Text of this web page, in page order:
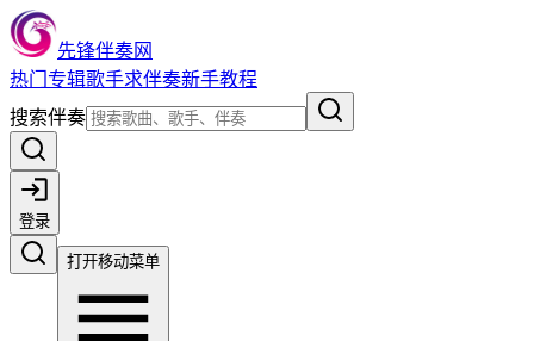
先锋伴奏网
热门 专辑歌手求伴奏新手教程
搜索伴奏
登录
打开移动菜单